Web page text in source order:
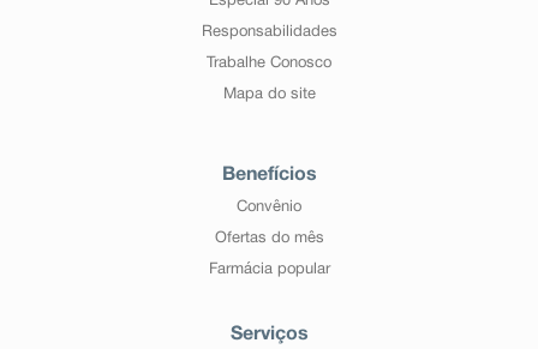
Responsabilidades
Trabalhe Conosco
Mapa do site
Benefícios
Convênio
Ofertas do mês
Farmácia popular
Serviços